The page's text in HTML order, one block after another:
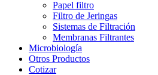
Papel filtro
Filtro de Jeringas
Sistemas de Filtración
Membranas Filtrantes
Microbiología
Otros Productos
Cotizar